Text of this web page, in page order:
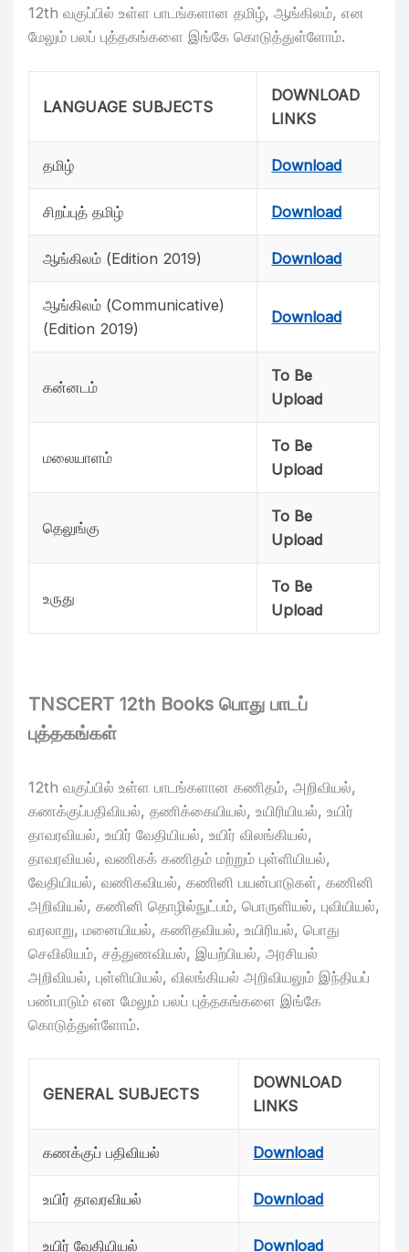
12th வகுப்பில் உள்ள பாடங்களான தமிழ், ஆங்கிலம், என
மேலும் பலப் புத்தகங்களை இங்கே கொடுத்துள்ளோம்.
LANGUAGE SUBJECTS
DOWNLOAD
LINKS
தமிழ் Download
சிறப்புத் தமிழ் Download
ஆங்கிலம் (Edition 2019) Download
ஆங்கிலம் (Communicative)
(Edition 2019)
Download
கன்னடம்
To Be
Upload
மலையாளம்
To Be
Upload
தெலுங்கு
To Be
Upload
உருது
To Be
Upload
TNSCERT 12th Books பொது பாடப்
புத்தகங்கள்
12th வகுப்பில் உள்ள பாடங்களான கணிதம், அறிவியல்,
கணக்குப்பதிவியல், தணிக்கையியல், உயிரியியல், உயிர்
தாவரவியல், உயிர் வேதியியல், உயிர் விலங்கியல்,
தாவரவியல், வணிகக் கணிதம் மற்றும் புள்ளியியல்,
வேதியியல், வணிகவியல், கணினி பயன்பாடுகள், கணினி
அறிவியல், கணினி தொழில்நுட்பம், பொருளியல், புவியியல்,
வரலாறு, மனையியல், கணிதவியல், உயிரியல், பொது
செவிலியம், சத்துணவியல், இயற்பியல், அரசியல்
அறிவியல், புள்ளியியல், விலங்கியல் அறிவியலும் இந்தியப்
பண்பாடும் என மேலும் பலப் புத்தகங்களை இங்கே
கொடுத்துள்ளோம்.
GENERAL SUBJECTS
DOWNLOAD
LINKS
கணக்குப் பதிவியல் Download
உயிர் தாவரவியல் Download
உயிர் வேதியியல் Download